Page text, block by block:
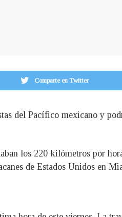
Comparte en Twitter
del Pacífico mexicano y
los 220 kilómetros por
de Estados Unidos en